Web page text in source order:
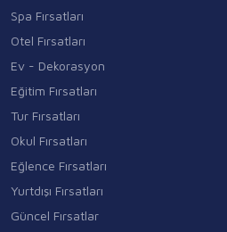
Spa Fırsatları
Otel Fırsatları
Ev - Dekorasyon
Eğitim Fırsatları
Tur Fırsatları
Okul Fırsatları
Eğlence Fırsatları
Yurtdışı Fırsatları
Güncel Fırsatlar